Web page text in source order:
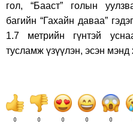
гол, “Бааст” голын
багийн “Гахайн даваа”
1.7 метрийн гүнтэй
тусламж үзүүлэн, эсэн мэнд
0 0 0 0 0